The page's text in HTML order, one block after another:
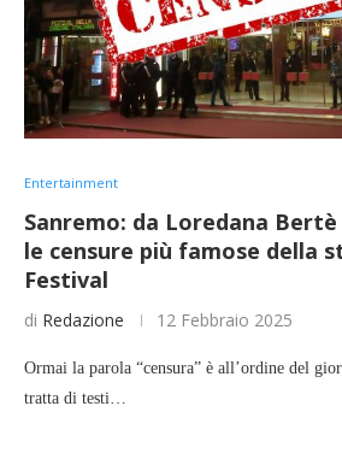
Entertainment
Sanremo: da Loredana
le censure più famose della
Festival
di Redazione 12 Febbraio 2025
Ormai la parola “censura” è all’ordine del
tratta di testi…